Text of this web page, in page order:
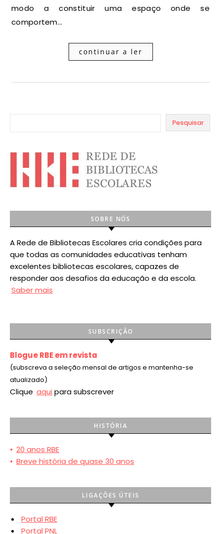
modo a constituir uma espaço onde se
comportem…
continuar a ler
Pesquisar
SOBRE NÓS
A Rede de Bibliotecas Escolares cria condições para
que todas as comunidades educativas tenham
excelentes bibliotecas escolares, capazes de
responder aos desafios da educação e da escola.
Saber mais
SUBSCRIÇÃO
Blogue RBE em revista
(subscreva a seleção mensal de artigos e mantenha-se
atualizado)
Clique aqui para subscrever
HISTÓRIA
• 20 anos RBE
• Breve história de quase 30 anos
LIGAÇÕES ÚTEIS
Portal RBE
Portal PNL